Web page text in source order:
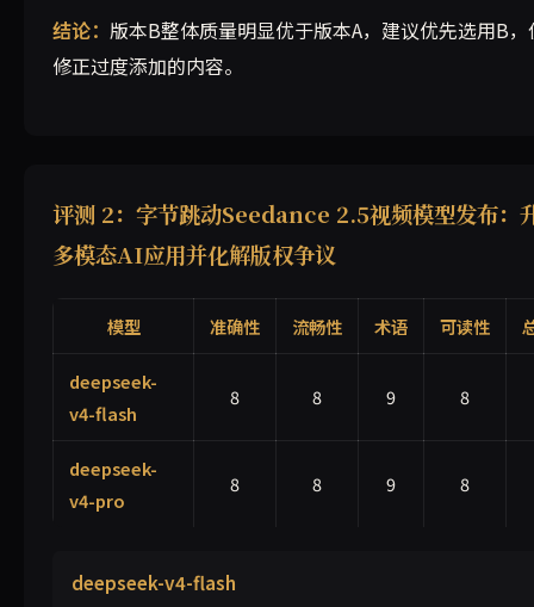
结论： 版本B整体质量明显优于版本A，建议优先选用B，
修正过度添加的内容。
评测 2：字节跳动Seedance 2.5视频模型发布：
多模态AI应用并化解版权争议
模型 准确性 流畅性 术语 可读性
deepseek-
v4-flash
8 8 9 8
deepseek-
v4-pro
8 8 9 8
deepseek-v4-flash